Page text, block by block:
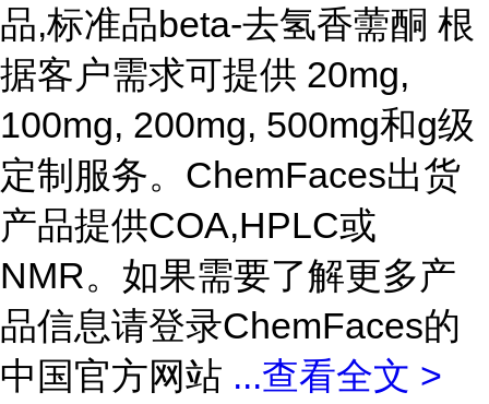
品,标准品beta-去氢香薷酮 根
据客户需求可提供 20mg,
100mg, 200mg, 500mg和g级
定制服务。ChemFaces出货
产品提供COA,HPLC或
NMR。如果需要了解更多产
品信息请登录ChemFaces的
中国官方网站 ...查看全文 >